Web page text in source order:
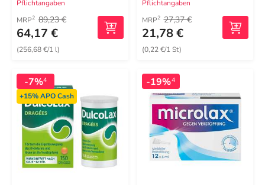
Pflichtangaben
MRP2 89,23 €
64,17 €
(256,68 €/1 l)
Pflichtangaben
MRP2 27,37 €
21,78 €
(0,22 €/1 St)
-7%4
+15%APO Cash
-19%4